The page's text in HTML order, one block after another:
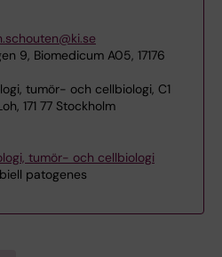
9, Biomedicum A05, 17176
tumör- och cellbiologi, C1
171 77 Stockholm
tumör- och cellbiologi
patogenes